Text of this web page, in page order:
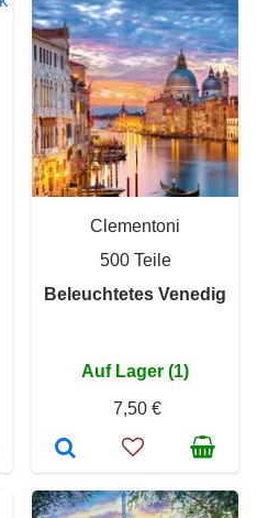
Clementoni
500 Teile
Beleuchtetes Venedig
Auf Lager (1)
7,50 €